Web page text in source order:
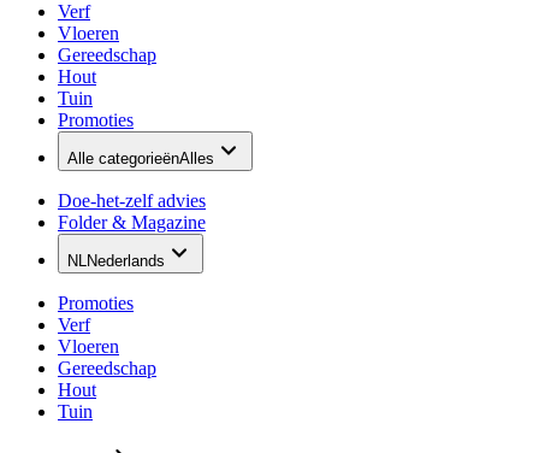
Verf
Vloeren
Gereedschap
Hout
Tuin
Promoties
Alle categorieënAlles
Doe-het-zelf advies
Folder & Magazine
NLNederlands
Promoties
Verf
Vloeren
Gereedschap
Hout
Tuin